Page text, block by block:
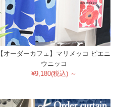
【オーダーカフェ】マリメッコ ピエニ
ウニッコ
¥9,180(税込) ～